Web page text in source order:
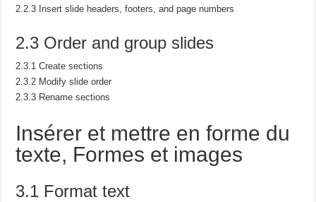
2.2.3 Insert slide headers, footers, and page numbers
2.3 Order and group slides
2.3.1 Create sections
2.3.2 Modify slide order
2.3.3 Rename sections
Insérer et mettre en forme du
texte, Formes et images
3.1 Format text